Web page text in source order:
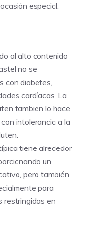
especial.
al alto contenido
no se
con diabetes,
cardíacas. La
también lo hace
intolerancia a la
tiene alrededor
un
pero también
para
restringidas en